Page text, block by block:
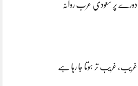
دورے پر سعودی عرب روانہ
غریب، غریب تر ہوتا جا رہا ہے